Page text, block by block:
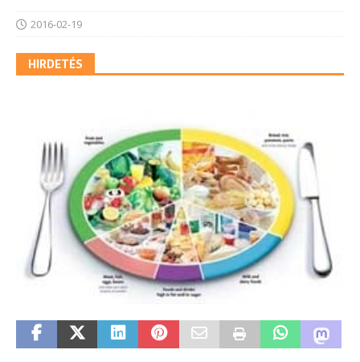
2016-02-19
HIRDETÉS